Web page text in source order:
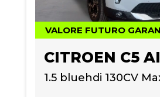
VALORE FUTURO
1.5 bluehdi 130CV